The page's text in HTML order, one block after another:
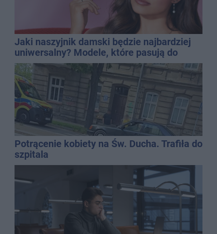
Jaki naszyjnik damski będzie najbardziej
uniwersalny? Modele, które pasują do
wielu stylizacji
Potrącenie kobiety na Św. Ducha. Trafiła do
szpitala